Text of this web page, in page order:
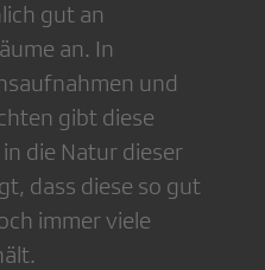
gut an
an. In
und
gibt diese
die Natur dieser
dass diese so gut
immer viele